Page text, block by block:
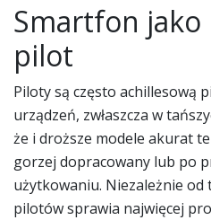
Smartfon
pilot
Piloty są często achillesową
urządzeń, zwłaszcza w
że i droższe modele akurat
gorzej dopracowany lub po
użytkowaniu. Niezależnie
pilotów sprawia najwięcej